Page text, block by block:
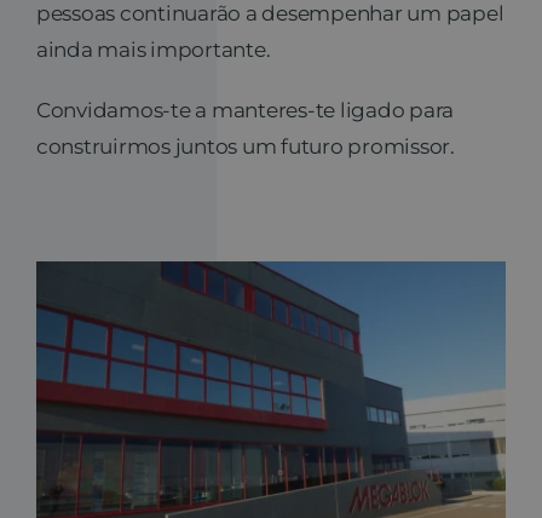
pessoas continuarão a desempenhar um papel
ainda mais importante.
Convidamos-te a manteres-te ligado para
construirmos juntos um futuro promissor.